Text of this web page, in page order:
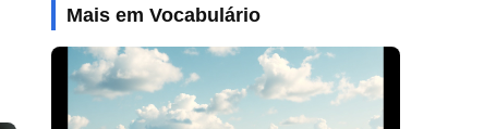
Mais em Vocabulário